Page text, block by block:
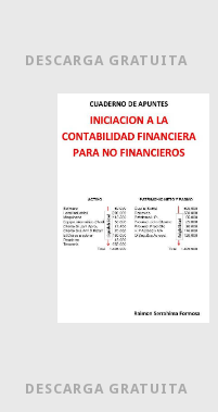
DESCARGA GRATUITA
DESCARGA GRATUITA